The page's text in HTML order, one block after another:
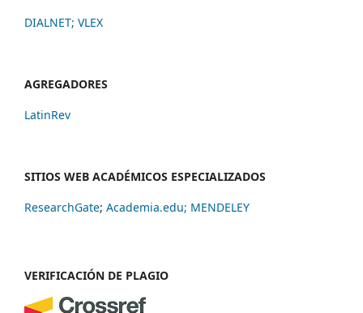
DIALNET; VLEX
AGREGADORES
LatinRev
SITIOS WEB ACADÉMICOS ESPECIALIZADOS
ResearchGate; Academia.edu; MENDELEY
VERIFICACIÓN DE PLAGIO